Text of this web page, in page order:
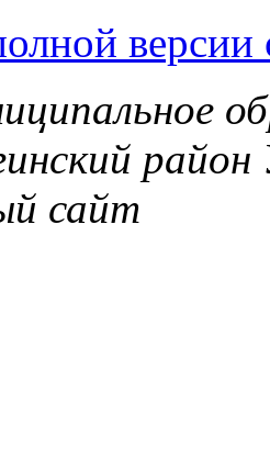
версии
район
сайт